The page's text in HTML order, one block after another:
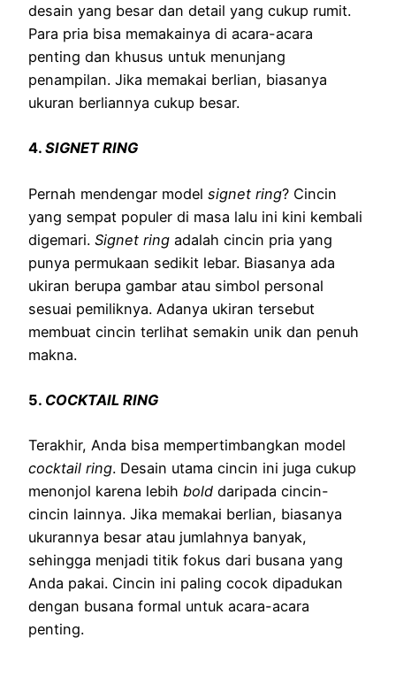
desain yang besar dan detail yang cukup rumit.
Para pria bisa memakainya di acara-acara
penting dan khusus untuk menunjang
penampilan. Jika memakai berlian, biasanya
ukuran berliannya cukup besar.
4. SIGNET RING
Pernah mendengar model signet ring? Cincin
yang sempat populer di masa lalu ini kini kembali
digemari. Signet ring adalah cincin pria yang
punya permukaan sedikit lebar. Biasanya ada
ukiran berupa gambar atau simbol personal
sesuai pemiliknya. Adanya ukiran tersebut
membuat cincin terlihat semakin unik dan penuh
makna.
5. COCKTAIL RING
Terakhir, Anda bisa mempertimbangkan model
cocktail ring. Desain utama cincin ini juga cukup
menonjol karena lebih bold daripada cincin-
cincin lainnya. Jika memakai berlian, biasanya
ukurannya besar atau jumlahnya banyak,
sehingga menjadi titik fokus dari busana yang
Anda pakai. Cincin ini paling cocok dipadukan
dengan busana formal untuk acara-acara
penting.